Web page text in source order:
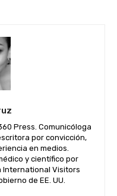
Press. Comunicóloga
por convicción,
en medios.
y científico por
International Visitors
de EE. UU.